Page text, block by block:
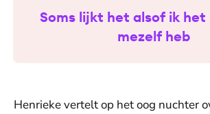
Soms lijkt het alsof ik
mezelf heb
Henrieke vertelt op het oog nuchter